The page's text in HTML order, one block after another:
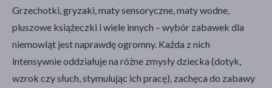
Grzechotki, gryzaki, maty sensoryczne, maty wodne,
pluszowe książeczki i wiele innych – wybór zabawek dla
niemowląt jest naprawdę ogromny. Każda z nich
intensywnie oddziałuje na różne zmysły dziecka (dotyk,
wzrok czy słuch, stymulując ich pracę), zachęca do zabawy